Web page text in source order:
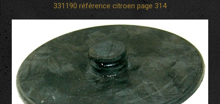
331190 référence citroen page 314